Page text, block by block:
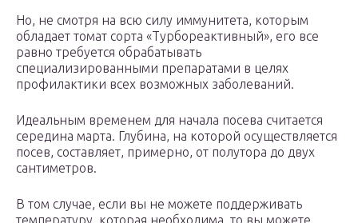
Но, не смотря на всю силу иммунитета, которым
обладает томат сорта «Турбореактивный», его все
равно требуется обрабатывать
специализированными препаратами в целях
профилактики всех возможных заболеваний.
Идеальным временем для начала посева считается
середина марта. Глубина, на которой осуществляется
посев, составляет, примерно, от полутора до двух
сантиметров.
В том случае, если вы не можете поддерживать
температуру, которая необходима, то вы можете